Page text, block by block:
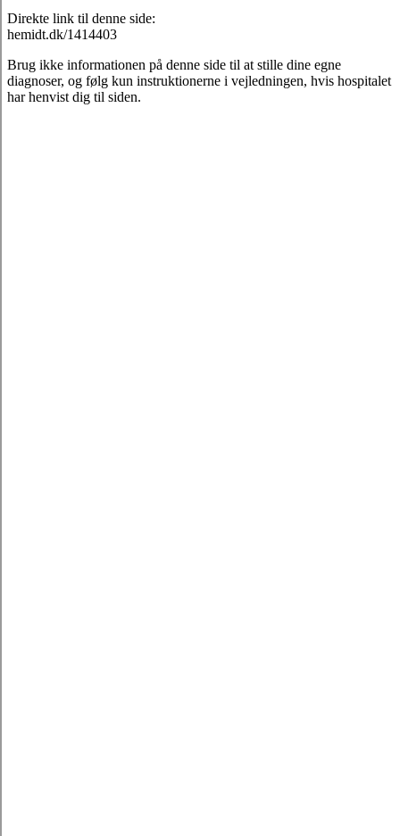
Direkte link til denne side:
hemidt.dk/1414403
Brug ikke informationen på denne side til at stille dine egne
diagnoser, og følg kun instruktionerne i vejledningen, hvis hospitalet
har henvist dig til siden.